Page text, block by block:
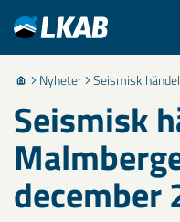
Nyheter Seismisk
Seismisk
december